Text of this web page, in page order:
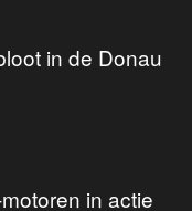
in de Donau
in actie